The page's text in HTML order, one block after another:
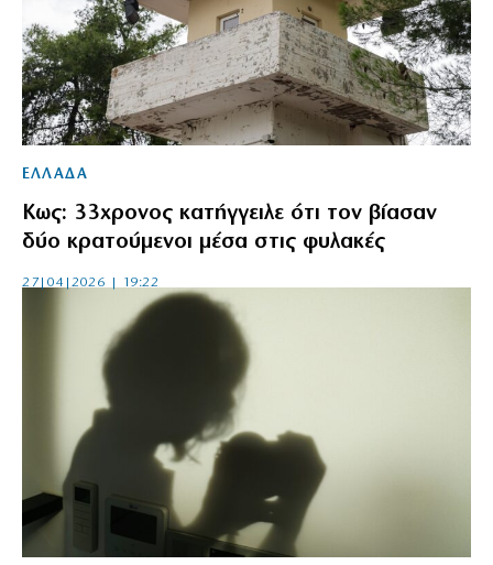
ΕΛΛΑΔΑ
Κως: 33χρονος κατήγγειλε ότι τον βίασαν
δύο κρατούμενοι μέσα στις φυλακές
27|04|2026 | 19:22